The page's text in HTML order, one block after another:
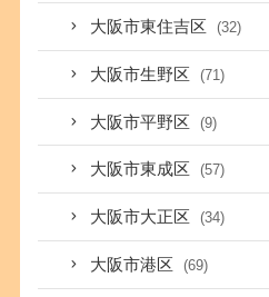
大阪市東住吉区 (32)
大阪市生野区 (71)
大阪市平野区 (9)
大阪市東成区 (57)
大阪市大正区 (34)
大阪市港区 (69)